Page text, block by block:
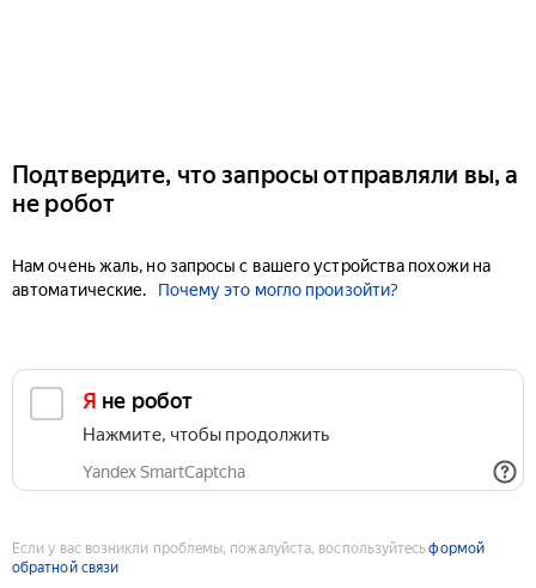
Подтвердите, что запросы отправляли вы, а
не робот
Нам очень жаль, но запросы с вашего устройства похожи на
автоматические.
Почему это могло произойти?
Я не робот
Нажмите, чтобы продолжить
Yandex SmartCaptcha
Если у вас возникли проблемы, пожалуйста, воспользуйтесьформой
обратной связи